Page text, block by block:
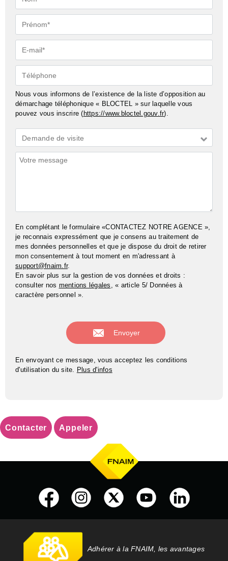
Prénom*
E-
mail*
Téléphone
Nous vous informons de l’existence de la liste d’opposition au
démarchage téléphonique « BLOCTEL » sur laquelle vous
pouvez vous inscrire (https://www.bloctel.gouv.fr).
Demande
*
Demande de visite
Commentaires
En complétant le formulaire «CONTACTEZ NOTRE AGENCE »,
je reconnais expressément que je consens au traitement de
mes données personnelles et que je dispose du droit de retirer
mon consentement à tout moment en m'adressant à
support@fnaim.fr.
En savoir plus sur la gestion de vos données et droits :
consulter nos mentions légales , « article 5/ Données à
caractère personnel ».
En envoyant ce message, vous acceptez les conditions
d'utilisation du site. Plus d'infos
Contacter Appeler
Adhérer à la FNAIM, les avantages